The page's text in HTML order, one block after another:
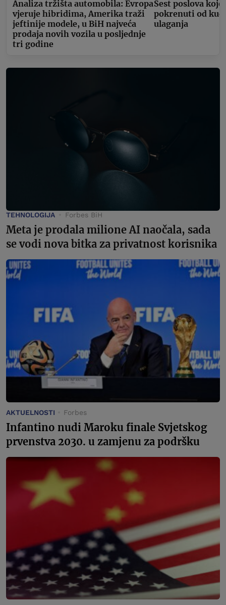
Analiza tržišta automobila: Evropa
vjeruje hibridima, Amerika traži
jeftinije modele, u BiH najveća
prodaja novih vozila u posljednje
tri godine
Šest poslova
pokrenuti od
ulaganja
TEHNOLOGIJA Forbes BiH
Meta je prodala milione AI naočala, sada
se vodi nova bitka za privatnost korisnika
AKTUELNOSTI Forbes
Infantino nudi Maroku finale Svjetskog
prvenstva 2030. u zamjenu za podršku